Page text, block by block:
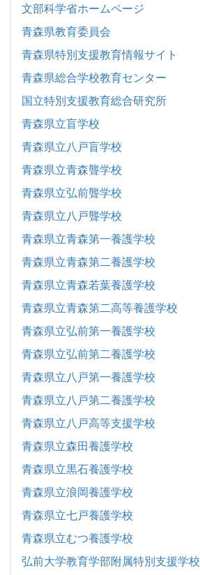
文部科学省ホームページ
青森県教育委員会
青森県特別支援教育情報サイト
青森県総合学校教育センター
国立特別支援教育総合研究所
青森県立盲学校
青森県立八戸盲学校
青森県立青森聾学校
青森県立弘前聾学校
青森県立八戸聾学校
青森県立青森第一養護学校
青森県立青森第二養護学校
青森県立青森若葉養護学校
青森県立青森第二高等養護学校
青森県立弘前第一養護学校
青森県立弘前第二養護学校
青森県立八戸第一養護学校
青森県立八戸第二養護学校
青森県立八戸高等支援学校
青森県立森田養護学校
青森県立黒石養護学校
青森県立浪岡養護学校
青森県立七戸養護学校
青森県立むつ養護学校
弘前大学教育学部附属特別支援学校